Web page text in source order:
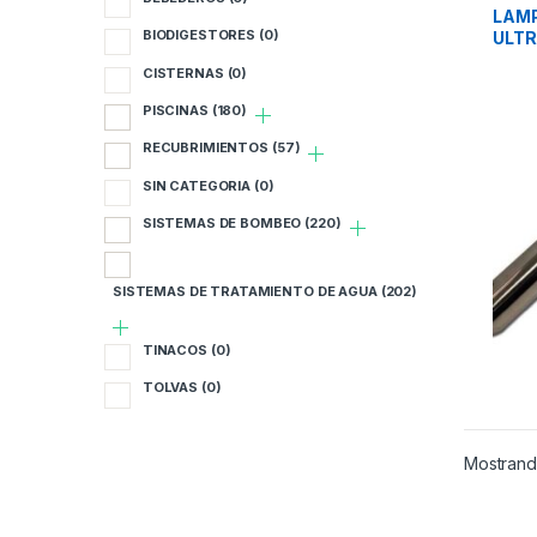
BIODIGESTORES (0)
CISTERNAS (0)
PISCINAS (180)
RECUBRIMIENTOS (57)
SIN CATEGORIA (0)
SISTEMAS DE BOMBEO (220)
SISTEMAS DE TRATAMIENTO DE AGUA (202)
TINACOS (0)
TOLVAS (0)